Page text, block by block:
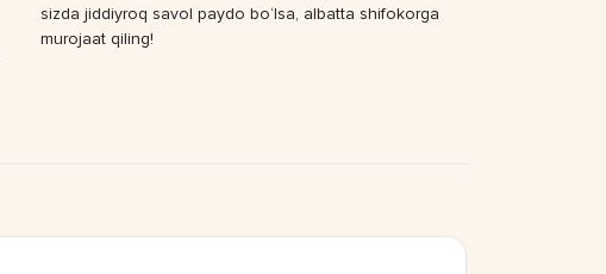
sizda jiddiyroq savol paydo bo‘lsa, albatta shifokorga
murojaat qiling!